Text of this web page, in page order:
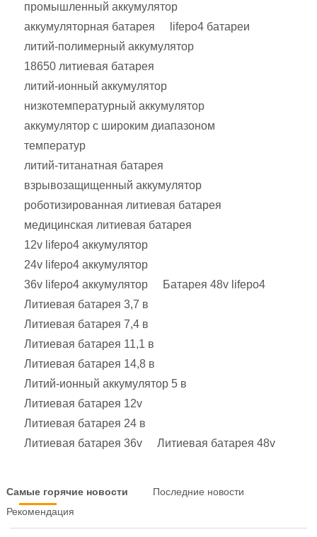
промышленный аккумулятор
аккумуляторная батарея
lifepo4 батареи
литий-полимерный аккумулятор
18650 литиевая батарея
литий-ионный аккумулятор
низкотемпературный аккумулятор
аккумулятор с широким диапазоном
температур
литий-титанатная батарея
взрывозащищенный аккумулятор
роботизированная литиевая батарея
медицинская литиевая батарея
12v lifepo4 аккумулятор
24v lifepo4 аккумулятор
36v lifepo4 аккумулятор
Батарея 48v lifepo4
Литиевая батарея 3,7 в
Литиевая батарея 7,4 в
Литиевая батарея 11,1 в
Литиевая батарея 14,8 в
Литий-ионный аккумулятор 5 в
Литиевая батарея 12v
Литиевая батарея 24 в
Литиевая батарея 36v
Литиевая батарея 48v
Самые горячие новости
Последние новости
Рекомендация